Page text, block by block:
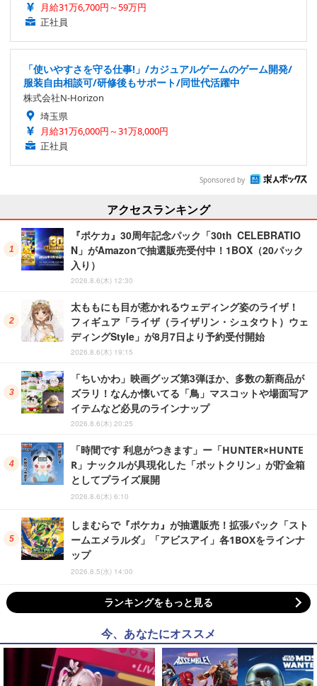
月給31万6,700円～59万円
正社員
「使いやすさを守る仕事!」/カジュアルゲームのゲーム開発/
服装自由相談可/研修後もサポート/同世代活躍中
株式会社N-Horizon
埼玉県
月給31万6,000円～31万8,000円
正社員
Sponsored by
アクセスランキング
『ポケカ』30周年記念パック「30th CELEBRATIO
N」がAmazonで抽選販売受付中！1BOX（20パック
入り）
2026.8.6(木) 12:30
太ももにも目が惹かれるウェディング姿のライザ！
フィギュア「ライザ（ライザリン・シュタウト）ウェ
ディングStyle」が8月7日より予約受付開始
2026.8.6(木) 19:15
「ちいかわ」映画グッズ第3弾ほか、多数の新商品が
ズラリ！なんか懐いてる「鳥」マスコットや場面写ア
イテムなど必見のラインナップ
2026.8.6(木) 20:25
「時間です 利息がつきます」ー「HUNTER×HUNTE
R」ナックルが具現化した「ポットクリン」が貯金箱
としてプライズ展開
2026.8.6(木) 6:10
しまむらで『ポケカ』が抽選販売！拡張パック「スト
ームエメラルダ」「アビスアイ」各1BOXをラインナ
ップ
2026.8.5(水) 14:00
ランキングをもっと見る
今、あなたにオススメ